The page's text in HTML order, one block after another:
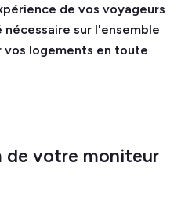
de vos voyageurs
sur l'ensemble
vos logements en toute
de votre moniteur